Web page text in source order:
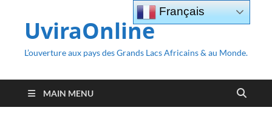
UviraOnline
L’ouverture aux pays des Grands Lacs Africains & au Monde.
MAIN MENU
Français